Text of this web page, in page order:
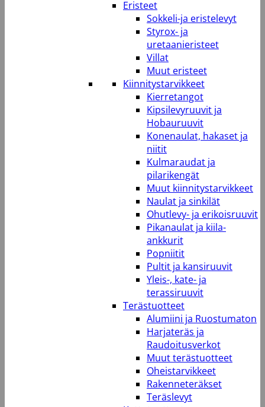
Eristeet
Sokkeli-ja eristelevyt
Styrox- ja
uretaanieristeet
Villat
Muut eristeet
Kiinnitystarvikkeet
Kierretangot
Kipsilevyruuvit ja
Hobauruuvit
Konenaulat, hakaset ja
niitit
Kulmaraudat ja
pilarikengät
Muut kiinnitystarvikkeet
Naulat ja sinkilät
Ohutlevy- ja erikoisruuvit
Pikanaulat ja kiila-
ankkurit
Popniitit
Pultit ja kansiruuvit
Yleis-, kate- ja
terassiruuvit
Terästuotteet
Alumiini ja Ruostumaton
Harjateräs ja
Raudoitusverkot
Muut terästuotteet
Oheistarvikkeet
Rakenneteräkset
Teräslevyt